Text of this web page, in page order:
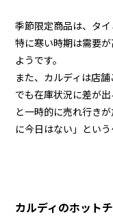
季節限定商品は、タ
特に寒い時期は需要
ようです。
また、カルディは店
でも在庫状況に差が
と一時的に売れ行き
に今日はない」とい
カルディのホット